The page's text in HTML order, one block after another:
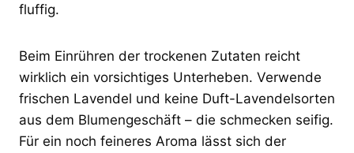
fluffig.
Beim Einrühren der trockenen Zutaten reicht
wirklich ein vorsichtiges Unterheben. Verwende
frischen Lavendel und keine Duft-Lavendelsorten
aus dem Blumengeschäft – die schmecken seifig.
Für ein noch feineres Aroma lässt sich der